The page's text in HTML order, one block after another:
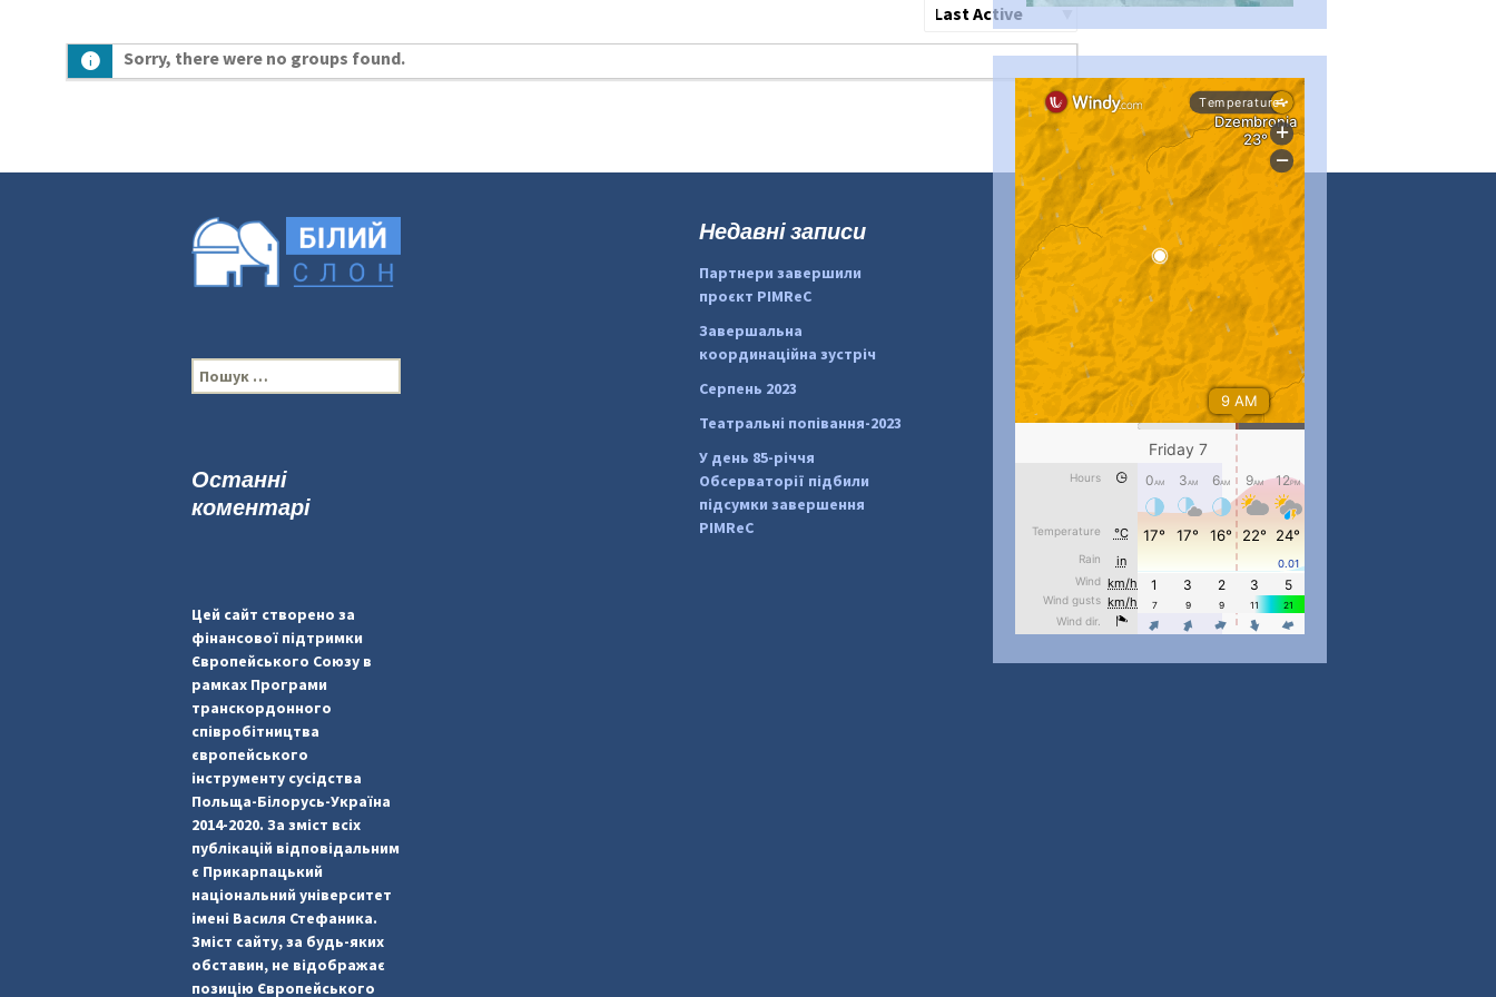
Сортувати
Sorry, there were no groups found.
#PipIvanToday...
pimrec_project
#PipIvanToday ...
pimrec_project
П
о
:
Недавні записи
Партнери завершили
проєкт PIMReC
Завершальна
координаційна зустріч
Серпень 2023
Театральні попівання-2023
У день 85-річчя
Обсерваторії підбили
підсумки завершення
PIMReC
Останні
коментарі
Цей сайт створено за
фінансової підтримки
Європейського Союзу в
рамках Програми
транскордонного
співробітництва
європейського
інструменту сусідства
Польща-Білорусь-Україна
2014-2020. За зміст всіх
публікацій відповідальним
є Прикарпацький
національний університет
імені Василя Стефаника.
Зміст сайту, за будь-яких
обставин, не відображає
позицію Європейського